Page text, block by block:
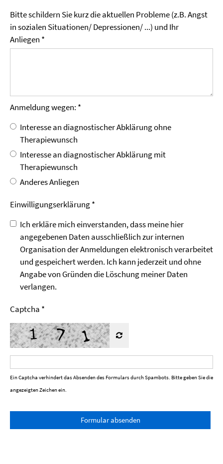
Bitte schildern Sie kurz die aktuellen Probleme (z.B. Angst
in sozialen Situationen/ Depressionen/ ...) und Ihr
Anliegen *
Anmeldung wegen: *
Interesse an diagnostischer Abklärung ohne
Therapiewunsch
Interesse an diagnostischer Abklärung mit
Therapiewunsch
Anderes Anliegen
Einwilligungs­erklärung *
Ich erkläre mich einverstanden, dass meine hier
angegebenen Daten ausschließlich zur internen
Organisation der Anmeldungen elektronisch verarbeitet
und gespeichert werden. Ich kann jederzeit und ohne
Angabe von Gründen die Löschung meiner Daten
verlangen.
Captcha *
Ein Captcha verhindert das Absenden des Formulars durch Spambots. Bitte geben Sie die
angezeigten Zeichen ein.
Formular absenden